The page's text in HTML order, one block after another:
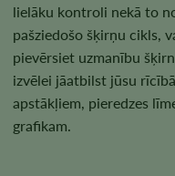
lielāku kontroli nekā to
pašziedošo šķirņu cikls,
pievērsiet uzmanību
izvēlei jāatbilst jūsu
apstākļiem, pieredzes
grafikam.